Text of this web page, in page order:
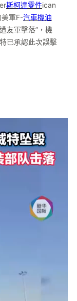
斯柯達零件ican
美軍F-汽車機油
友軍擊落”，機
已承認此次誤擊